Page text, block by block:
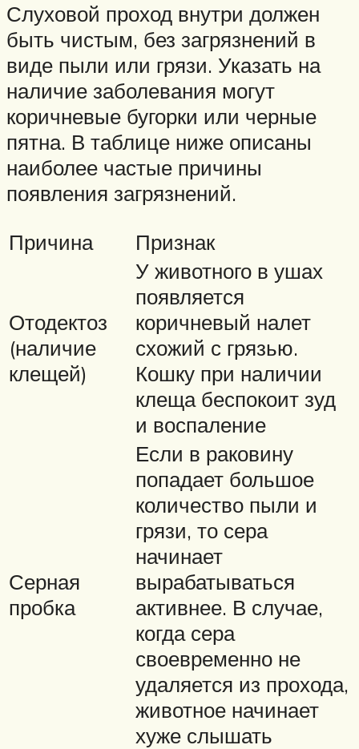
Слуховой проход внутри должен
быть чистым, без загрязнений в
виде пыли или грязи. Указать на
наличие заболевания могут
коричневые бугорки или черные
пятна. В таблице ниже описаны
наиболее частые причины
появления загрязнений.
Причина
Признак
Отодектоз
(наличие
клещей)
У животного в ушах
появляется
коричневый налет
схожий с грязью.
Кошку при наличии
клеща беспокоит зуд
и воспаление
Серная
пробка
Если в раковину
попадает большое
количество пыли и
грязи, то сера
начинает
вырабатываться
активнее. В случае,
когда сера
своевременно не
удаляется из прохода,
животное начинает
хуже слышать